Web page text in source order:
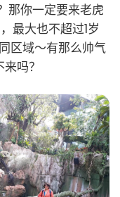
那你一定要来老虎
最大也不超过1岁
区域～有那么帅气
吗？